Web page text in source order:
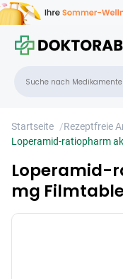
Startseite /Rezeptfreie
Loperamid-ratiopharm
Loperamid-
mg